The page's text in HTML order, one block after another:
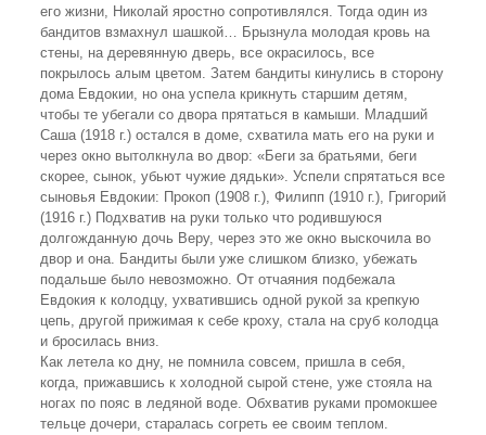
его жизни, Николай яростно сопротивлялся. Тогда один из
бандитов взмахнул шашкой… Брызнула молодая кровь на
стены, на деревянную дверь, все окрасилось, все
покрылось алым цветом. Затем бандиты кинулись в сторону
дома Евдокии, но она успела крикнуть старшим детям,
чтобы те убегали со двора прятаться в камыши. Младший
Саша (1918 г.) остался в доме, схватила мать его на руки и
через окно вытолкнула во двор: «Беги за братьями, беги
скорее, сынок, убьют чужие дядьки». Успели спрятаться все
сыновья Евдокии: Прокоп (1908 г.), Филипп (1910 г.), Григорий
(1916 г.) Подхватив на руки только что родившуюся
долгожданную дочь Веру, через это же окно выскочила во
двор и она. Бандиты были уже слишком близко, убежать
подальше было невозможно. От отчаяния подбежала
Евдокия к колодцу, ухватившись одной рукой за крепкую
цепь, другой прижимая к себе кроху, стала на сруб колодца
и бросилась вниз.
Как летела ко дну, не помнила совсем, пришла в себя,
когда, прижавшись к холодной сырой стене, уже стояла на
ногах по пояс в ледяной воде. Обхватив руками промокшее
тельце дочери, старалась согреть ее своим теплом.